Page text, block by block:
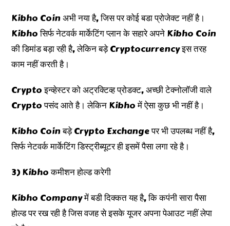
Kibho Coin अभी नया है, जिस पर कोई बडा प्रोजेक्ट नहीं है।
Kibho सिर्फ नेटवर्क मार्केटिंग प्लान के सहारे अपने Kibho Coin
की डिमांड बड़ा रही है, लेकिन बड़े Cryptocurrency इस तरह
काम नहीं करती है।
Crypto इन्व्हेस्टर को अट्रक्टिव्ह प्रोडक्ट, अच्छी टेक्नोलॉजी वाले
Crypto पसंद आते है। लेकिन Kibho में ऐसा कुछ भी नहीं है।
Kibho Coin बड़े Crypto Exchange पर भी उपलब्ध नहीं है,
सिर्फ नेटवर्क मार्केटिंग डिस्ट्रीब्यूटर ही इसमें पैसा लगा रहे है।
3) Kibho कमीशन होल्ड करेगी
Kibho Company में बडी दिक्कत यह है, कि कपंनी सारा पैसा
होल्ड पर रख रही है जिस वजह से इसके यूजर अपना पेआउट नहीं लेपा